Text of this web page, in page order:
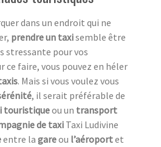
dans un endroit qui ne
prendre un taxisemble être
stressante pour vos
ce faire, vous pouvez en héler
s. Mais si vous voulez vous
, il serait préférable de
touristiqueou un transport
de taxi Taxi Ludivine
entre la gareou l’aéroportet